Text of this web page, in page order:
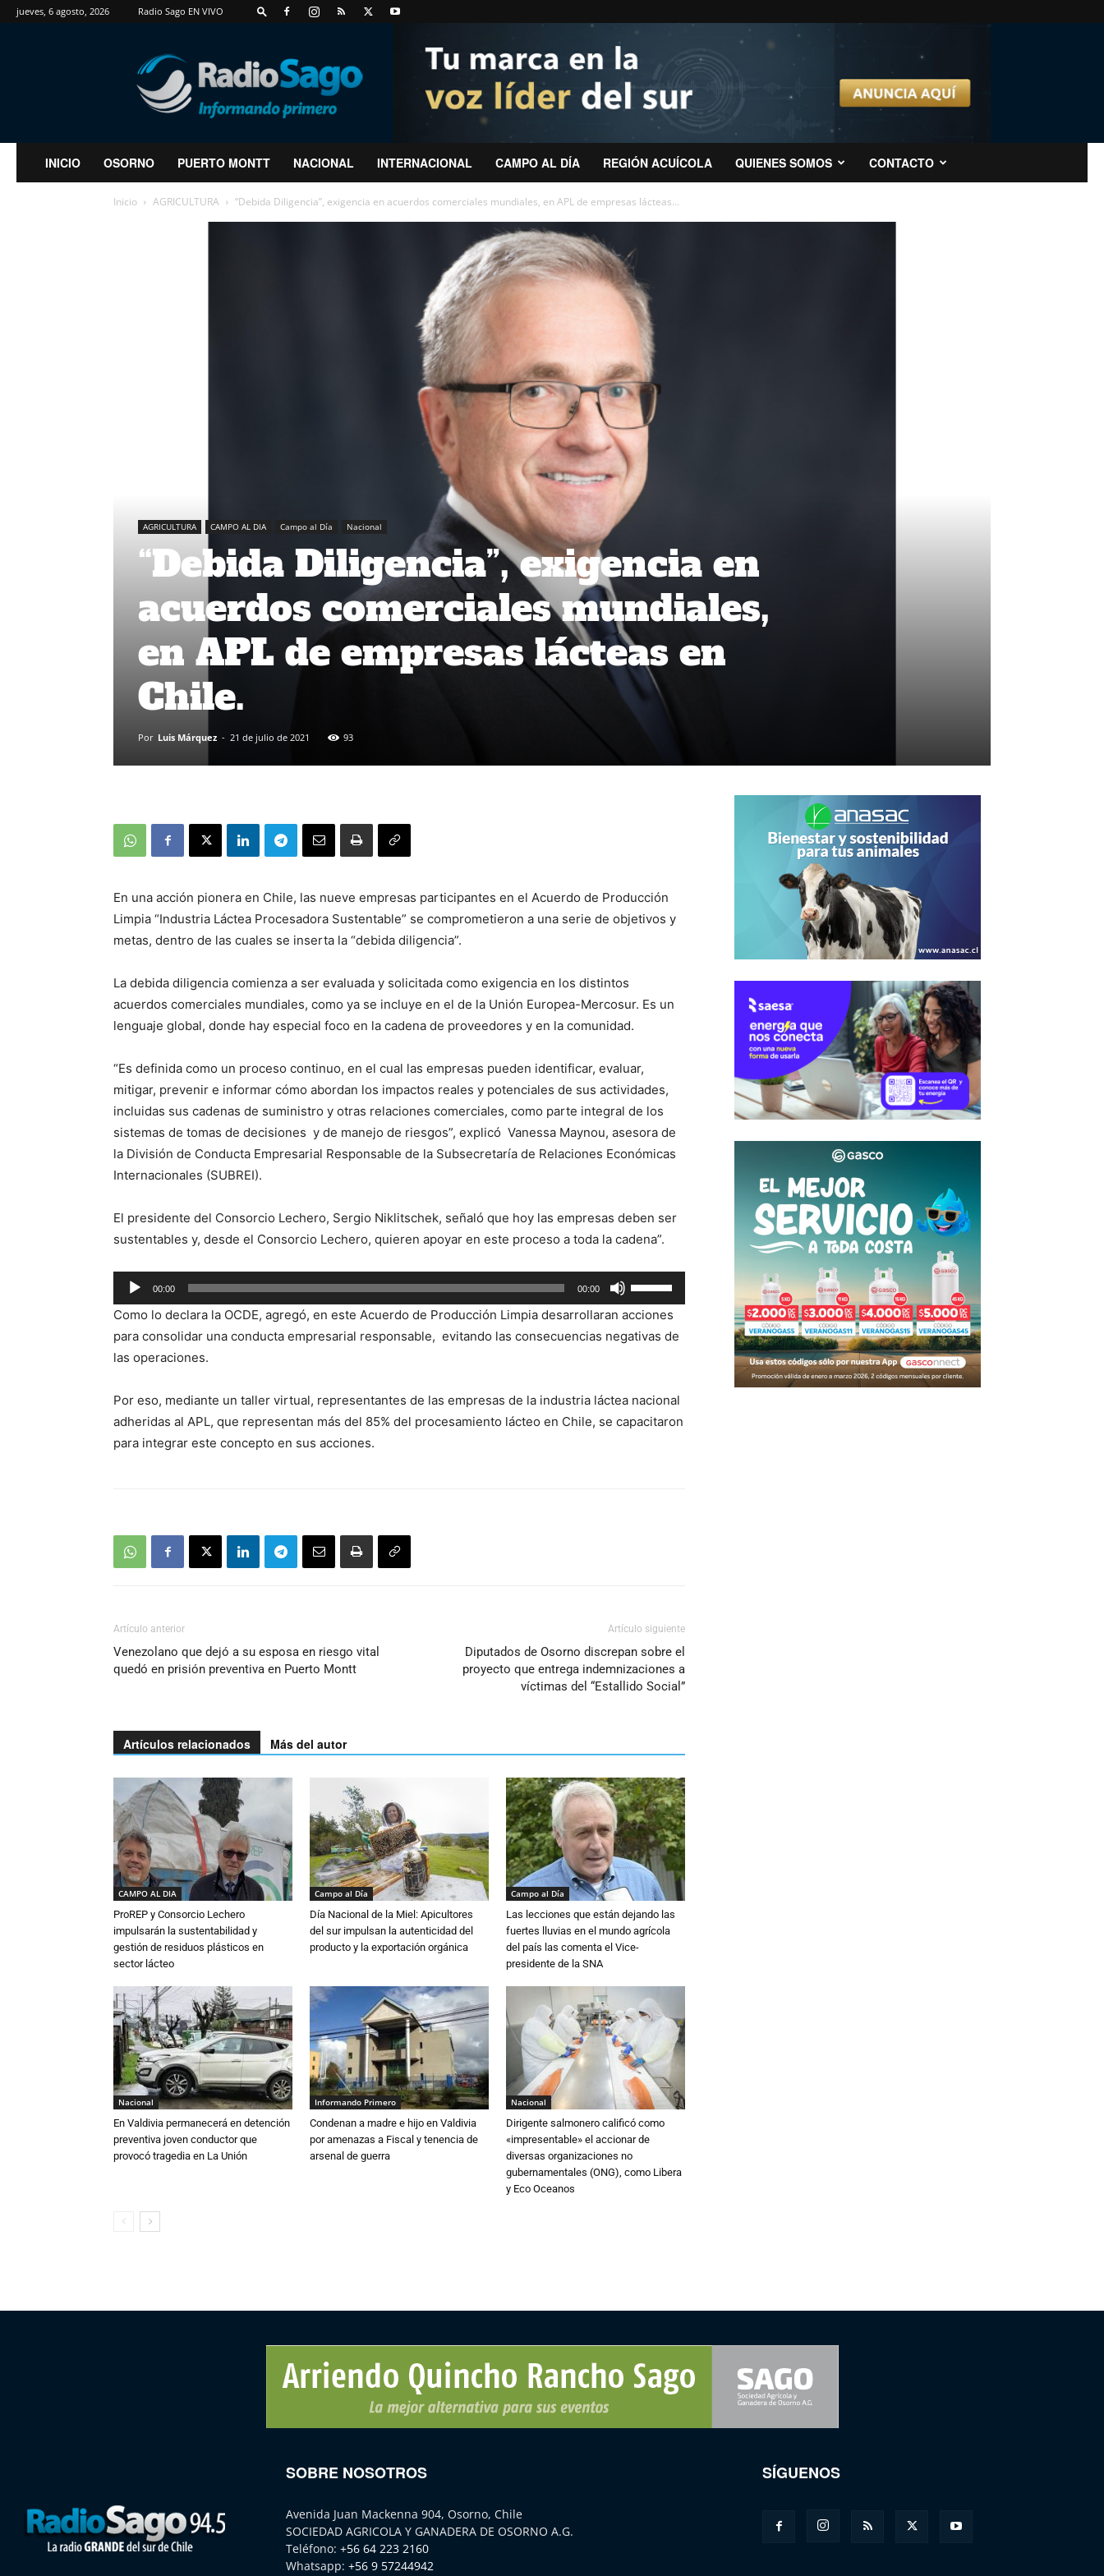
jueves, 6 agosto, 2026 Radio Sago EN VIVO
RadioSago
INICIO OSORNO PUERTO MONTT NACIONAL INTERNACIONAL CAMPO AL DÍA REGIÓN ACUÍCOLA QUIENES SOMOS CONTACTO
Inicio AGRICULTURA “Debida Diligencia”, exigencia en acuerdos comerciales mundiales, en APL de empresas lácteas...
AGRICULTURA CAMPO AL DIA Campo al Día Nacional
“Debida Diligencia”, exigencia en
acuerdos comerciales mundiales,
en APL de empresas lácteas en
Chile.
Por Luis Márquez - 21 de julio de 2021 93
En una acción pionera en Chile, las nueve empresas participantes en el Acuerdo de Producción
Limpia “Industria Láctea Procesadora Sustentable” se comprometieron a una serie de objetivos y
metas, dentro de las cuales se inserta la “debida diligencia”.
La debida diligencia comienza a ser evaluada y solicitada como exigencia en los distintos
acuerdos comerciales mundiales, como ya se incluye en el de la Unión Europea-Mercosur. Es un
lenguaje global, donde hay especial foco en la cadena de proveedores y en la comunidad.
“Es definida como un proceso continuo, en el cual las empresas pueden identificar, evaluar,
mitigar, prevenir e informar cómo abordan los impactos reales y potenciales de sus actividades,
incluidas sus cadenas de suministro y otras relaciones comerciales, como parte integral de los
sistemas de tomas de decisiones y de manejo de riesgos”, explicó Vanessa Maynou, asesora de
la División de Conducta Empresarial Responsable de la Subsecretaría de Relaciones Económicas
Internacionales (SUBREI).
El presidente del Consorcio Lechero, Sergio Niklitschek, señaló que hoy las empresas deben ser
sustentables y, desde el Consorcio Lechero, quieren apoyar en este proceso a toda la cadena”.
Reproductor
de
audio
00:00 00:00
las
teclas
de
para
aumentar
Como lo declara la OCDE, agregó, en este Acuerdo de Producción Limpia desarrollaran acciones
para consolidar una conducta empresarial responsable, evitando las consecuencias negativas de
las operaciones.
Por eso, mediante un taller virtual, representantes de las empresas de la industria láctea nacional
adheridas al APL, que representan más del 85% del procesamiento lácteo en Chile, se capacitaron
para integrar este concepto en sus acciones.
Artículo anterior
Venezolano que dejó a su esposa en riesgo vital
quedó en prisión preventiva en Puerto Montt
Artículo siguiente
Diputados de Osorno discrepan sobre el
proyecto que entrega indemnizaciones a
víctimas del “Estallido Social”
Artículos relacionados Más del autor
CAMPO AL DIA
ProREP y Consorcio Lechero
impulsarán la sustentabilidad y
gestión de residuos plásticos en
sector lácteo
Campo al Día
Día Nacional de la Miel: Apicultores
del sur impulsan la autenticidad del
producto y la exportación orgánica
Campo al Día
Las lecciones que están dejando las
fuertes lluvias en el mundo agrícola
del país las comenta el Vice-
presidente de la SNA
Nacional
En Valdivia permanecerá en detención
preventiva joven conductor que
provocó tragedia en La Unión
Informando Primero
Condenan a madre e hijo en Valdivia
por amenazas a Fiscal y tenencia de
arsenal de guerra
Nacional
Dirigente salmonero calificó como
«impresentable» el accionar de
diversas organizaciones no
gubernamentales (ONG), como Libera
y Eco Oceanos
SOBRE NOSOTROS
Avenida Juan Mackenna 904, Osorno, Chile
SOCIEDAD AGRICOLA Y GANADERA DE OSORNO A.G.
Teléfono: +56 64 223 2160
Whatsapp: +56 9 57244942
SÍGUENOS